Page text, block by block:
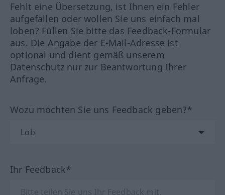
Fehlt eine Übersetzung, ist Ihnen ein Fehler
aufgefallen oder wollen Sie uns einfach mal
loben? Füllen Sie bitte das Feedback-Formular
aus. Die Angabe der E-Mail-Adresse ist
optional und dient gemäß unserem
Datenschutz nur zur Beantwortung Ihrer
Anfrage.
Wozu möchten Sie uns Feedback geben?*
Ihr Feedback*